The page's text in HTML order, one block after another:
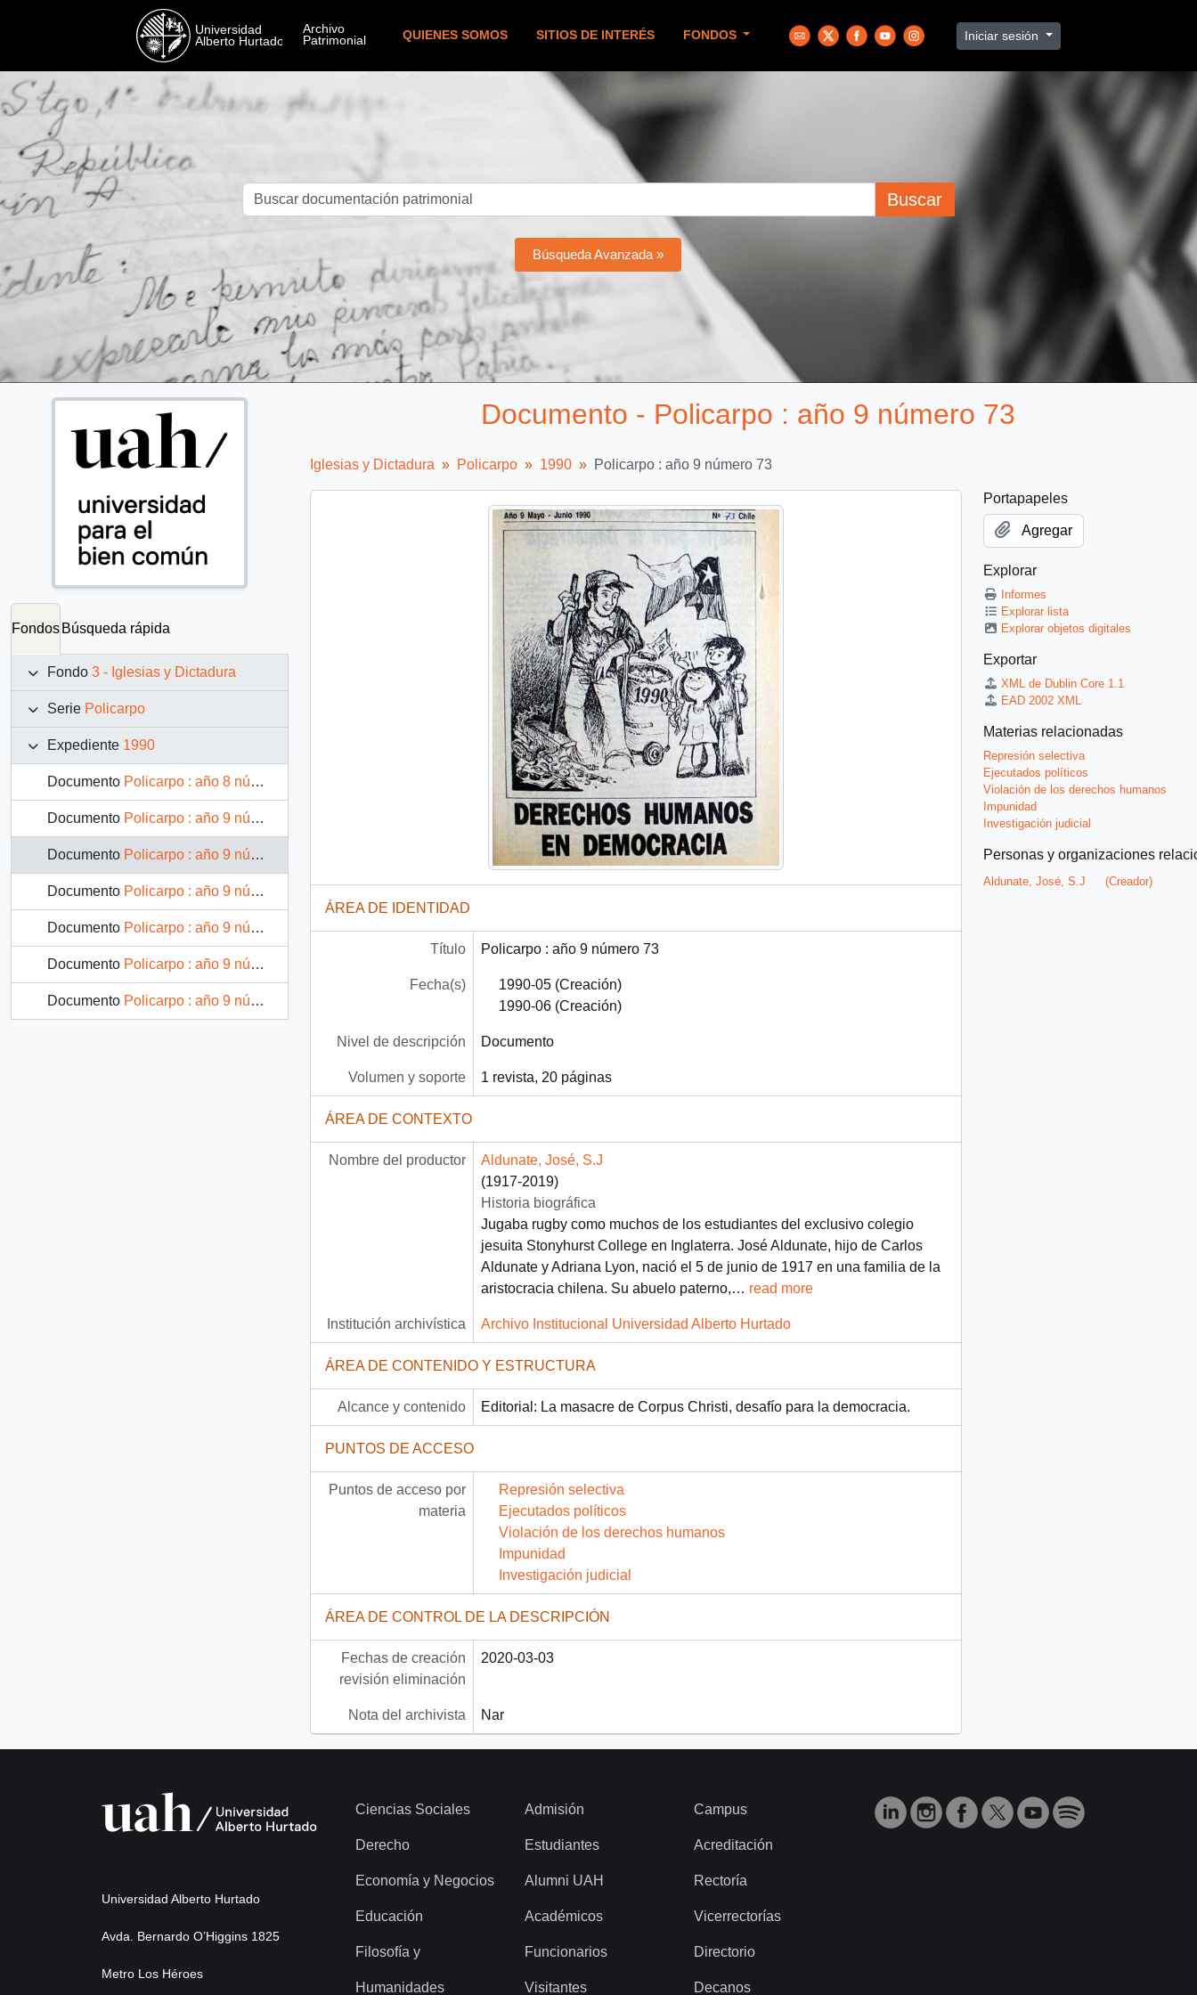
QUIENES SOMOS SITIOS DE INTERÉS FONDOS Iniciar sesión
Buscar
Búsqueda Avanzada »
Fondos Búsqueda rápida
Fondo 3 - Iglesias y Dictadura
Serie Policarpo
Expediente 1990
Documento Policarpo : año 8 número 71
Documento Policarpo : año 9 número 72
Documento Policarpo : año 9 número 73
Documento Policarpo : año 9 número 74
Documento Policarpo : año 9 número 75
Documento Policarpo : año 9 número 76
Documento Policarpo : año 9 número 77
Documento - Policarpo : año 9 número 73
Iglesias y Dictadura Policarpo 1990 Policarpo : año 9 número 73
ÁREA DE IDENTIDAD
Título Policarpo : año 9 número 73
Fecha(s)
1990-05 (Creación)
1990-06 (Creación)
Nivel de descripción Documento
Volumen y soporte 1 revista, 20 páginas
ÁREA DE CONTEXTO
Nombre del productor
Aldunate, José, S.J
(1917-2019)
Historia biográfica
Jugaba rugby como muchos de los estudiantes del exclusivo colegio
jesuita Stonyhurst College en Inglaterra. José Aldunate, hijo de Carlos
Aldunate y Adriana Lyon, nació el 5 de junio de 1917 en una familia de la
aristocracia chilena. Su abuelo paterno,… read more
Institución archivística Archivo Institucional Universidad Alberto Hurtado
ÁREA DE CONTENIDO Y ESTRUCTURA
Alcance y contenido Editorial: La masacre de Corpus Christi, desafío para la democracia.
PUNTOS DE ACCESO
Puntos de acceso por
materia
Represión selectiva
Ejecutados políticos
Violación de los derechos humanos
Impunidad
Investigación judicial
ÁREA DE CONTROL DE LA DESCRIPCIÓN
Fechas de creación
revisión eliminación
2020-03-03
Nota del archivista Nar
Portapapeles
Agregar
Explorar
Informes
Explorar lista
Explorar objetos digitales
Exportar
XML de Dublin Core 1.1
EAD 2002 XML
Materias relacionadas
Represión selectiva
Ejecutados políticos
Violación de los derechos humanos
Impunidad
Investigación judicial
Personas y organizaciones
Aldunate, José, S.J (Creador)
Universidad Alberto Hurtado
Avda. Bernardo O’Higgins 1825
Metro Los Héroes
Ciencias Sociales
Derecho
Economía y Negocios
Educación
Filosofía y
Humanidades
Admisión
Estudiantes
Alumni UAH
Académicos
Funcionarios
Visitantes
Campus
Acreditación
Rectoría
Vicerrectorías
Directorio
Decanos